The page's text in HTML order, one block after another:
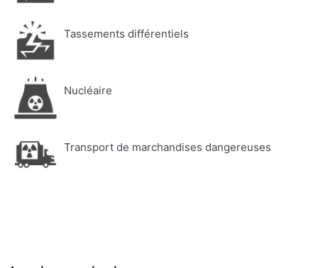
Tassements différentiels
Nucléaire
Transport de marchandises dangereuses